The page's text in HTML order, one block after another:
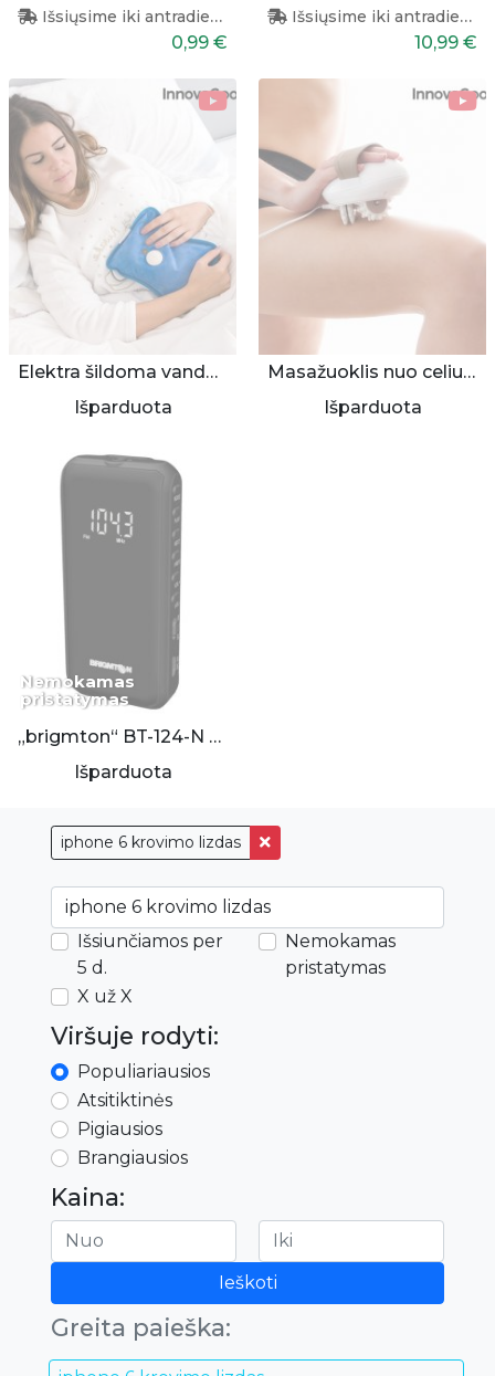
iphone 6 krovimo lizdas
Išsiunčiamos per
5 d.
Nemokamas
pristatymas
X už X
Viršuje rodyti:
Populiariausios
Atsitiktinės
Pigiausios
Brangiausios
Kaina:
Ieškoti
Greita paieška:
Išsiųsime iki antradienio
0,99 €
Išsiųsime iki antradienio
10,99 €
Elektra šildoma vandens pūslė - šildyklė
Išparduota
Masažuoklis nuo celiulito
Išparduota
Nemokamas
pristatymas
„brigmton“ BT-124-N skaitmeninis radijas/grotuvas
Išparduota